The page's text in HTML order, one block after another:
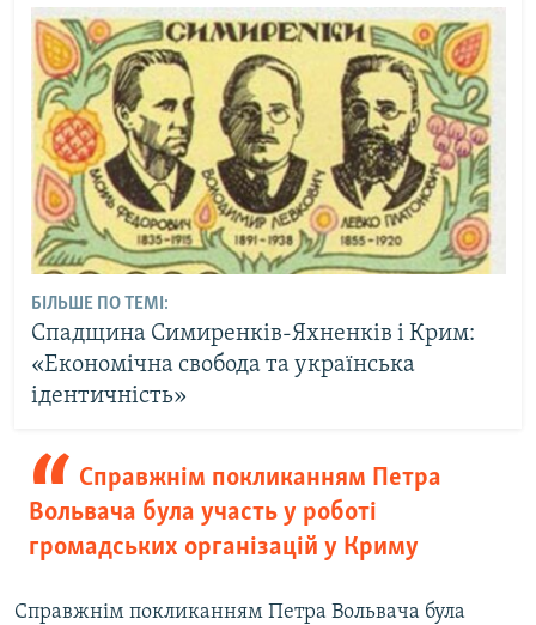
БІЛЬШЕ ПО ТЕМІ:
Спадщина Симиренків-Яхненків і Крим:
«Економічна свобода та українська
ідентичність»
Справжнім покликанням Петра
Вольвача була участь у роботі
громадських організацій у Криму
Справжнім покликанням Петра Вольвача була